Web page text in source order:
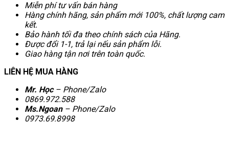
Miễn phí tư vấn bán hàng
Hàng chính hãng, sản phẩm mới 100%, chất lượng cam
kết.
Bảo hành tối đa theo chính sách của Hãng.
Được đổi 1-1, trả lại nếu sản phẩm lỗi.
Giao hàng tận nơi trên toàn quốc.
LIÊN HỆ MUA HÀNG
Mr. Học– Phone/Zalo
0869.972.588
Ms.Ngoan– Phone/Zalo
0973.69.8998